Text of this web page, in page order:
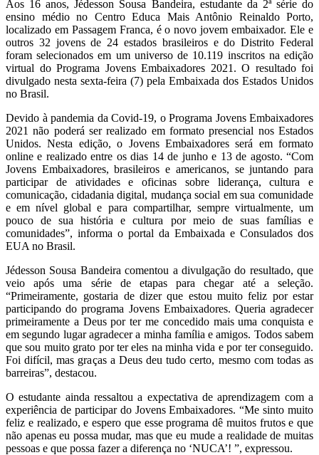
Aos 16 anos, Jédesson Sousa Bandeira, estudante da 2ª série do
ensino médio no Centro Educa Mais Antônio Reinaldo Porto,
localizado em Passagem Franca, é o novo jovem embaixador. Ele e
outros 32 jovens de 24 estados brasileiros e do Distrito Federal
foram selecionados em um universo de 10.119 inscritos na edição
virtual do Programa Jovens Embaixadores 2021. O resultado foi
divulgado nesta sexta-feira (7) pela Embaixada dos Estados Unidos
no Brasil.
Devido à pandemia da Covid-19, o Programa Jovens Embaixadores
2021 não poderá ser realizado em formato presencial nos Estados
Unidos. Nesta edição, o Jovens Embaixadores será em formato
online e realizado entre os dias 14 de junho e 13 de agosto. “Com
Jovens Embaixadores, brasileiros e americanos, se juntando para
participar de atividades e oficinas sobre liderança, cultura e
comunicação, cidadania digital, mudança social em sua comunidade
e em nível global e para compartilhar, sempre virtualmente, um
pouco de sua história e cultura por meio de suas famílias e
comunidades”, informa o portal da Embaixada e Consulados dos
EUA no Brasil.
Jédesson Sousa Bandeira comentou a divulgação do resultado, que
veio após uma série de etapas para chegar até a seleção.
“Primeiramente, gostaria de dizer que estou muito feliz por estar
participando do programa Jovens Embaixadores. Queria agradecer
primeiramente a Deus por ter me concedido mais uma conquista e
em segundo lugar agradecer a minha família e amigos. Todos sabem
que sou muito grato por ter eles na minha vida e por ter conseguido.
Foi difícil, mas graças a Deus deu tudo certo, mesmo com todas as
barreiras”, destacou.
O estudante ainda ressaltou a expectativa de aprendizagem com a
experiência de participar do Jovens Embaixadores. “Me sinto muito
feliz e realizado, e espero que esse programa dê muitos frutos e que
não apenas eu possa mudar, mas que eu mude a realidade de muitas
pessoas e que possa fazer a diferença no ‘NUCA’! ”, expressou.